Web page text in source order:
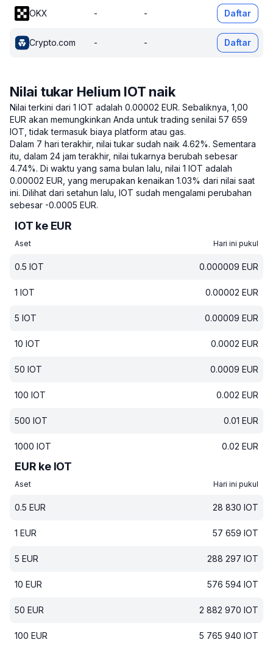
OKX - - Daftar
Crypto.com - - Daftar
Nilai tukar Helium IOT naik
Nilai terkini dari 1 IOT adalah 0.00002 EUR. Sebaliknya, 1,00
EUR akan memungkinkan Anda untuk trading senilai 57 659
IOT, tidak termasuk biaya platform atau gas.
Dalam 7 hari terakhir, nilai tukar sudah naik 4.62%. Sementara
itu, dalam 24 jam terakhir, nilai tukarnya berubah sebesar
4.74%. Di waktu yang sama bulan lalu, nilai 1 IOT adalah
0.00002 EUR, yang merupakan kenaikan 1.03% dari nilai saat
ini. Dilihat dari setahun lalu, IOT sudah mengalami perubahan
sebesar -0.0005 EUR.
IOT ke EUR
Aset Hari ini pukul
0.5 IOT 0.000009 EUR
1 IOT 0.00002 EUR
5 IOT 0.00009 EUR
10 IOT 0.0002 EUR
50 IOT 0.0009 EUR
100 IOT 0.002 EUR
500 IOT 0.01 EUR
1000 IOT 0.02 EUR
EUR ke IOT
Aset Hari ini pukul
0.5 EUR 28 830 IOT
1 EUR 57 659 IOT
5 EUR 288 297 IOT
10 EUR 576 594 IOT
50 EUR 2 882 970 IOT
100 EUR 5 765 940 IOT